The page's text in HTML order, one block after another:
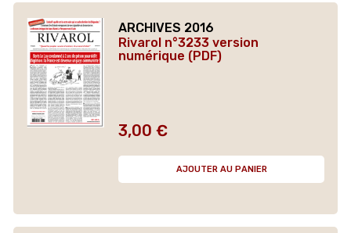
ARCHIVES 2016
Rivarol n°3233 version
numérique (PDF)
Prix
3,00 €
AJOUTER AU PANIER